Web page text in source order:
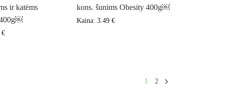
ir katėms
€
kons. šunims Obesity 400g￼
Kaina: 3.49 €
1 2